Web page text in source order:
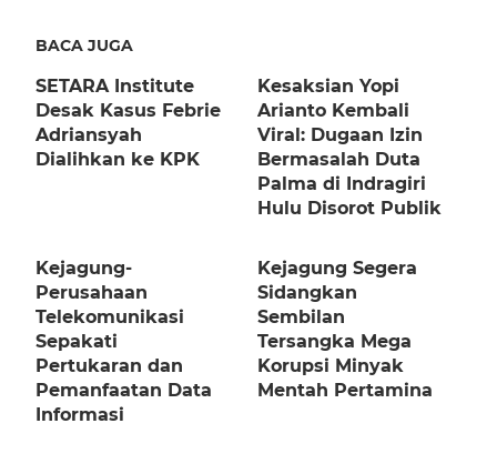
BACA JUGA
SETARA Institute
Desak Kasus Febrie
Adriansyah
Dialihkan ke KPK
Kesaksian Yopi
Arianto Kembali
Viral: Dugaan Izin
Bermasalah Duta
Palma di Indragiri
Hulu Disorot Publik
Kejagung-
Perusahaan
Telekomunikasi
Sepakati
Pertukaran dan
Pemanfaatan Data
Informasi
Kejagung Segera
Sidangkan
Sembilan
Tersangka Mega
Korupsi Minyak
Mentah Pertamina